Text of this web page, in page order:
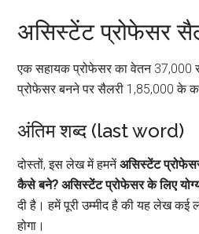
असिस्टेंट प्रोफेसर
एक सहायक प्रोफेसर का वेतन 37,000
प्रोफेसर बनने पर सैलरी 1,85,000 के
अंतिम शब्द (last word)
दोस्तों, इस लेख में हमनेंअसिस्टेंट
कैसे बने? असिस्टेंट प्रोफेसर के लिए
दी है। हमें पूरी उम्मीद है की यह लेख कई
होगा।